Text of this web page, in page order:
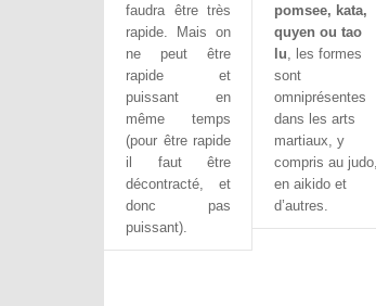
faudra être très
rapide. Mais on
ne peut être
rapide et
puissant en
même temps
(pour être rapide
il faut être
décontracté, et
donc pas
puissant).
pomsee, kata,
quyen ou tao
lu , les formes
sont
omniprésentes
dans les arts
martiaux, y
compris au judo,
en aikido et
d’autres.